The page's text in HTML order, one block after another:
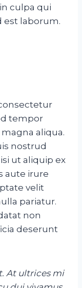
culpa qui
est laborum.
tempor
aliqua.
nostrud
ut aliquip ex
aute irure
velit
pariatur.
non
deserunt
At ultrices mi